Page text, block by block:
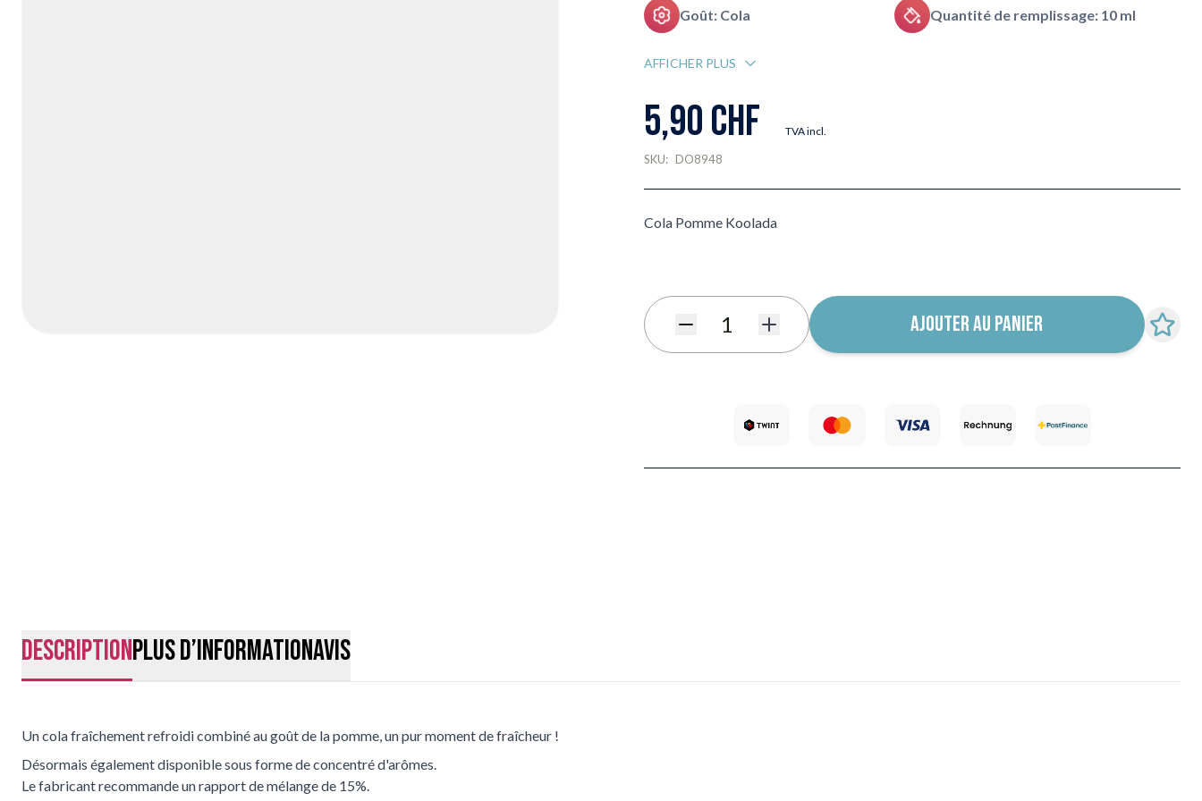
Goût: Cola Quantité de remplissage: 10 ml
AFFICHER PLUS
5,90 CHF TVA incl.
SKU: DO8948
Cola Pomme Koolada
Quantité AJOUTER AU PANIER
DescriptionPlus d’informationAvis
Un cola fraîchement refroidi combiné au goût de la pomme, un pur moment de fraîcheur !
Désormais également disponible sous forme de concentré d'arômes.
Le fabricant recommande un rapport de mélange de 15%.